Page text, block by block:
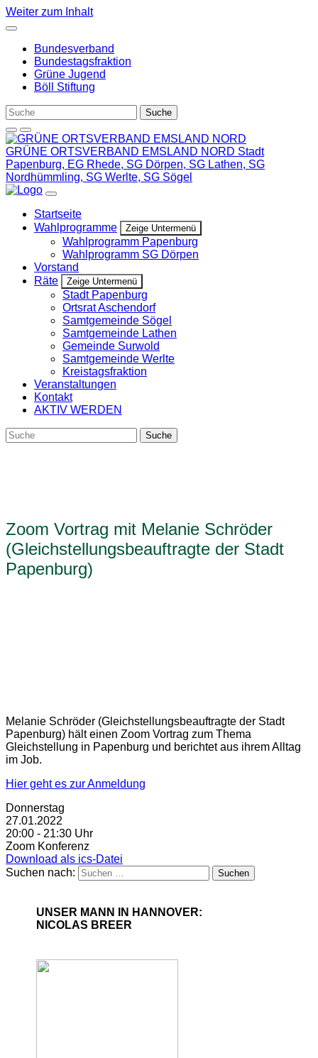
Weiter zum Inhalt
Bundesverband
Bundestagsfraktion
Grüne Jugend
Böll Stiftung
GRÜNE ORTSVERBAND EMSLAND NORD Stadt
Papenburg, EG Rhede, SG Dörpen, SG Lathen, SG
Nordhümmling, SG Werlte, SG Sögel
Startseite
Wahlprogramme
Zeige Untermenü
Wahlprogramm Papenburg
Wahlprogramm SG Dörpen
Vorstand
Räte
Zeige Untermenü
Stadt Papenburg
Ortsrat Aschendorf
Samtgemeinde Sögel
Samtgemeinde Lathen
Gemeinde Surwold
Samtgemeinde Werlte
Kreistagsfraktion
Veranstaltungen
Kontakt
AKTIV WERDEN
Zoom Vortrag mit Melanie Schröder
(Gleichstellungsbeauftragte der Stadt
Papenburg)
Melanie Schröder (Gleichstellungsbeauftragte der Stadt
Papenburg) hält einen Zoom Vortrag zum Thema
Gleichstellung in Papenburg und berichtet aus ihrem Alltag
im Job.
Hier geht es zur Anmeldung
Donnerstag
27.01.2022
20:00 - 21:30 Uhr
Zoom Konferenz
Download als ics-Datei
Suchen nach:
UNSER MANN IN HANNOVER:
NICOLAS BREER